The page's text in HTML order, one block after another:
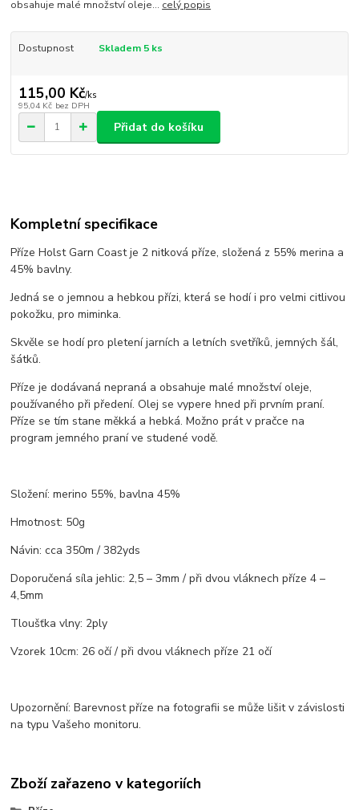
obsahuje malé množství oleje... celý popis
Dostupnost Skladem 5 ks
115,00 Kč/ks
95,04 Kč bez DPH
Přidat do košíku
Kompletní specifikace
Příze Holst Garn Coast je 2 nitková příze, složená z 55% merina a
45% bavlny.
Jedná se o jemnou a hebkou přízi, která se hodí i pro velmi citlivou
pokožku, pro miminka.
Skvěle se hodí pro pletení jarních a letních svetříků, jemných šál,
šátků.
Příze je dodávaná nepraná a obsahuje malé množství oleje,
používaného při předení. Olej se vypere hned při prvním praní.
Příze se tím stane měkká a hebká. Možno prát v pračce na
program jemného praní ve studené vodě.
Složení: merino 55%, bavlna 45%
Hmotnost: 50g
Návin: cca 350m / 382yds
Doporučená síla jehlic: 2,5 – 3mm / při dvou vláknech příze 4 –
4,5mm
Tloušťka vlny: 2ply
Vzorek 10cm: 26 očí / při dvou vláknech příze 21 očí
Upozornění: Barevnost příze na fotografii se může lišit v závislosti
na typu Vašeho monitoru.
Zboží zařazeno v kategoriích